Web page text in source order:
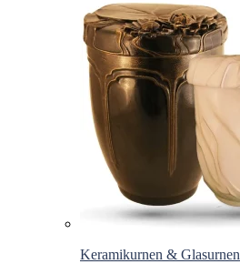
Keramikurnen & Glasurnen